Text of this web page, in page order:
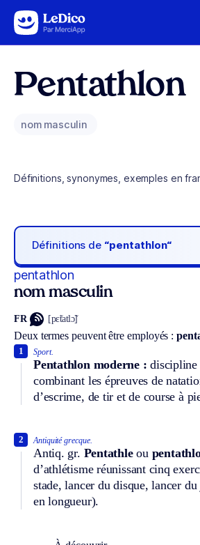
Aller au contenu
Pentathlon
nom masculin
Définitions, synonymes, exemples en
Définitions de “pentathlon“
pentathlon
nom masculin
FR [pɛ̃tatlɔ̃]
Deux termes peuvent être employés :
Sport.
Pentathlon moderne :
combinant les épreuves de
d’escrime, de tir et de course à
1
Antiquité grecque.
Antiq. gr. Pentathleou
d’athlétisme réunissant cinq
stade, lancer du disque, lancer
en longueur).
2